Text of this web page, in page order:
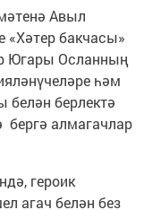
Авыл
«Хәтер бакчасы»
Югары Осланның
һәм
белән берлектә
алмагачлар
героик
агач белән без